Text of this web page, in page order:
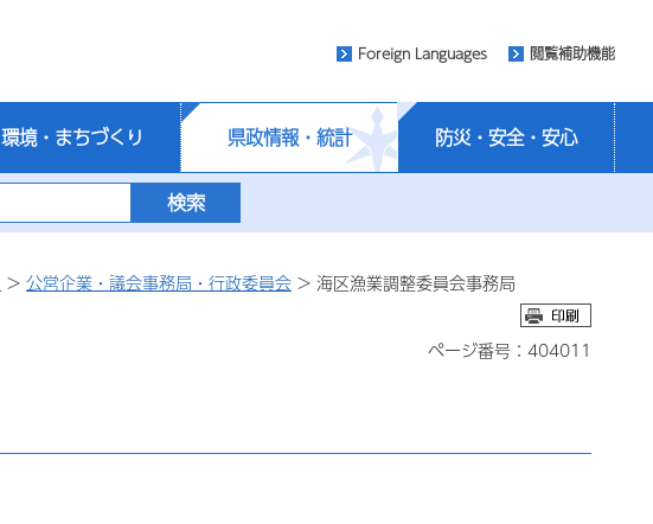
Foreign Languages 閲覧補助機能
環境・まちづくり 県政情報・統計 防災・安全・安心
> 公営企業・議会事務局・行政委員会 > 海区漁業調整委員会事務局
ページ番号：404011